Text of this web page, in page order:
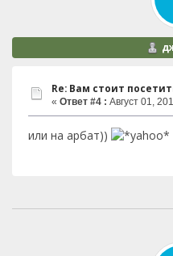
Re: Вам стоит
« Ответ #4 : Август 01,
или на арбат))